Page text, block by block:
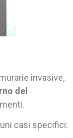
invasive,
del
casi specifici: